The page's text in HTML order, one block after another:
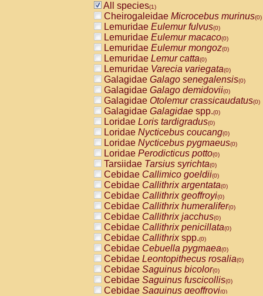
All species(1)
Cheirogaleidae Microcebus murinus(0)
Lemuridae Eulemur fulvus(0)
Lemuridae Eulemur macaco(0)
Lemuridae Eulemur mongoz(0)
Lemuridae Lemur catta(0)
Lemuridae Varecia variegata(0)
Galagidae Galago senegalensis(0)
Galagidae Galago demidovii(0)
Galagidae Otolemur crassicaudatus(0)
Galagidae Galagidae spp.(0)
Loridae Loris tardigradus(0)
Loridae Nycticebus coucang(0)
Loridae Nycticebus pygmaeus(0)
Loridae Perodicticus potto(0)
Tarsiidae Tarsius syrichta(0)
Cebidae Callimico goeldii(0)
Cebidae Callithrix argentata(0)
Cebidae Callithrix geoffroyi(0)
Cebidae Callithrix humeralifer(0)
Cebidae Callithrix jacchus(0)
Cebidae Callithrix penicillata(0)
Cebidae Callithrixspp.(0)
Cebidae Cebuella pygmaea(0)
Cebidae Leontopithecus rosalia(0)
Cebidae Saguinus bicolor(0)
Cebidae Saguinus fuscicollis(0)
Cebidae Saguinus geoffroyi(0)